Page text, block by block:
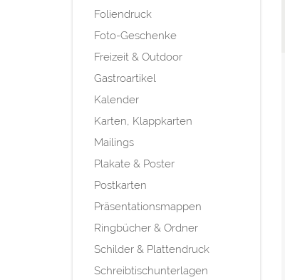
Foliendruck
Foto-Geschenke
Freizeit & Outdoor
Gastroartikel
Kalender
Karten, Klappkarten
Mailings
Plakate & Poster
Postkarten
Präsentationsmappen
Ringbücher & Ordner
Schilder & Plattendruck
Schreibtischunterlagen